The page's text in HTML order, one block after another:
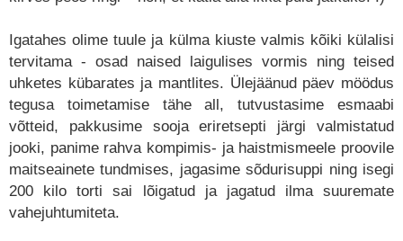
Igatahes olime tuule ja külma kiuste valmis kõiki külalisi
tervitama - osad naised laigulises vormis ning teised
uhketes kübarates ja mantlites. Ülejäänud päev möödus
tegusa toimetamise tähe all, tutvustasime esmaabi
võtteid, pakkusime sooja eriretsepti järgi valmistatud
jooki, panime rahva kompimis- ja haistmismeele proovile
maitseainete tundmises, jagasime sõdurisuppi ning isegi
200 kilo torti sai lõigatud ja jagatud ilma suuremate
vahejuhtumiteta.